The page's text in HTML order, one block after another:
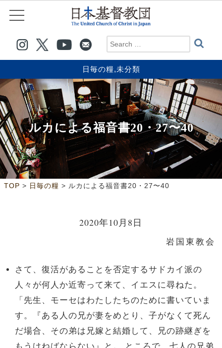
日毎の糧,未分類
ルカによる福音書20・27〜40
TOP > 日毎の糧 > ルカによる福音書20・27〜40
2020年10月8日
岩国東教会
さて、復活があることを否定するサドカイ派の
人々が何人か近寄って来て、イエスに尋ねた。
「先生、モーセはわたしたちのために書いていま
す。『ある人の兄が妻をめとり、子がなくて死ん
だ場合、その弟は兄嫁と結婚して、兄の跡継ぎを
もうけねばならない』と。 ところで、七人の兄弟